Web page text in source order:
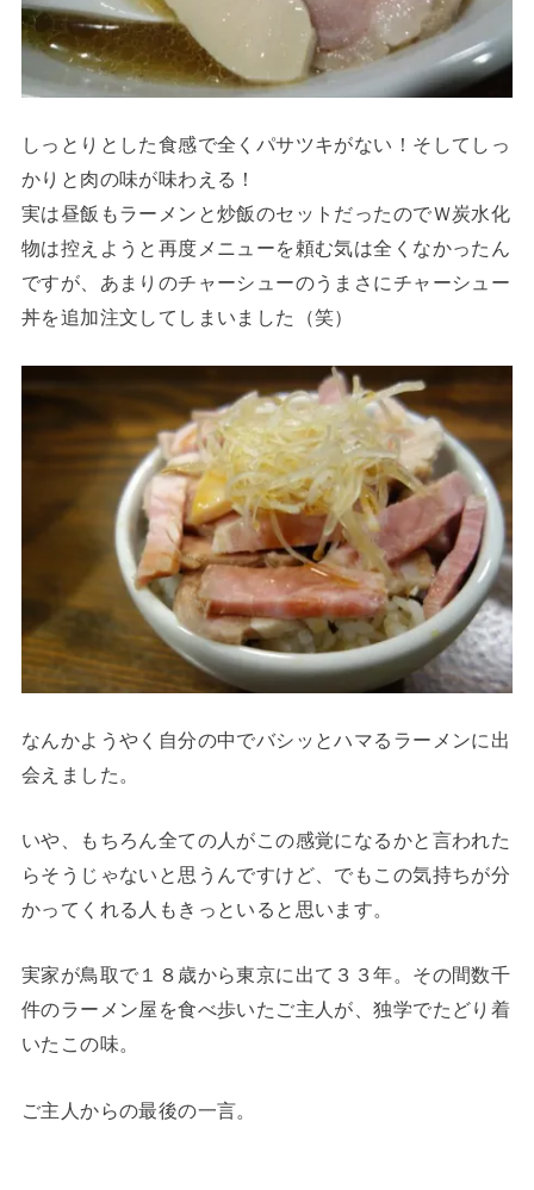
しっとりとした食感で全くパサツキがない！そしてしっ
かりと肉の味が味わえる！
実は昼飯もラーメンと炒飯のセットだったのでＷ炭水化
物は控えようと再度メニューを頼む気は全くなかったん
ですが、あまりのチャーシューのうまさにチャーシュー
丼を追加注文してしまいました（笑）
なんかようやく自分の中でバシッとハマるラーメンに出
会えました。
いや、もちろん全ての人がこの感覚になるかと言われた
らそうじゃないと思うんですけど、でもこの気持ちが分
かってくれる人もきっといると思います。
実家が鳥取で１８歳から東京に出て３３年。その間数千
件のラーメン屋を食べ歩いたご主人が、独学でたどり着
いたこの味。
ご主人からの最後の一言。